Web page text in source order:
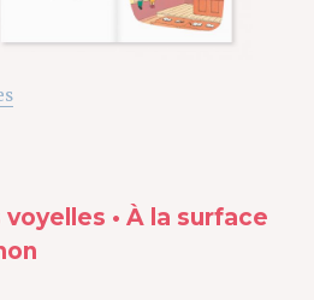
• À la surface